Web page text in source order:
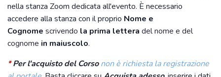
nella stanza Zoom dedicata all'evento. È necessario
accedere alla stanza con il proprio Nome e
Cognome scrivendo la prima lettera del nome e del
cognome in maiuscolo.
*Per l'acquisto del Corso non è richiesta la registrazione